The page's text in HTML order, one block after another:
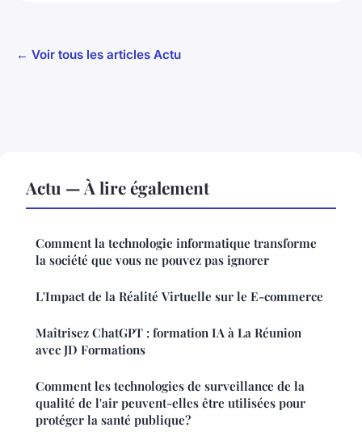
← Voir tous les articles Actu
Actu — À lire également
Comment la technologie informatique transforme
la société que vous ne pouvez pas ignorer
L'Impact de la Réalité Virtuelle sur le E-commerce
Maîtrisez ChatGPT : formation IA à La Réunion
avec JD Formations
Comment les technologies de surveillance de la
qualité de l'air peuvent-elles être utilisées pour
protéger la santé publique?